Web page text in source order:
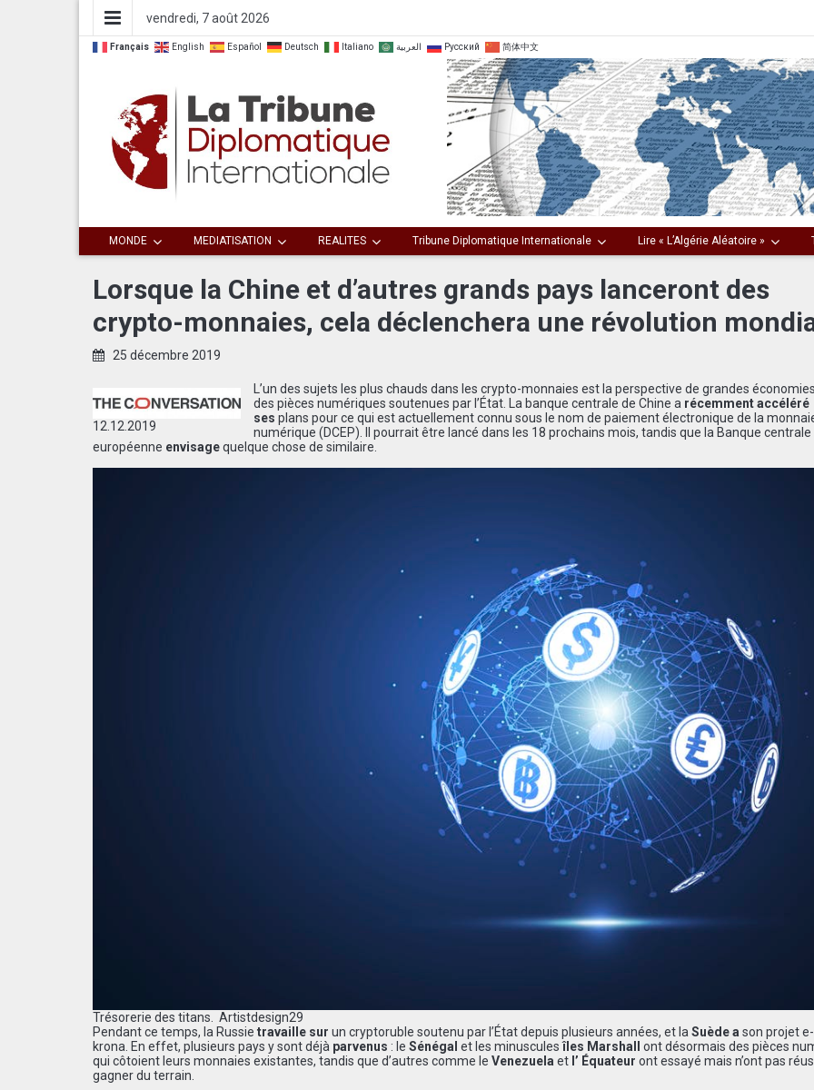
vendredi, 7 août 2026
Français English Español Deutsch Italiano العربية Русский 简体中文
La Tribune
Diplomatique
Internationale
MONDE MEDIATISATION REALITES Tribune Diplomatique Internationale Lire « L’Algérie Aléatoire »
Lorsque la Chine et d’autres grands pays lanceront des
crypto-monnaies, cela déclenchera une révolution
25 décembre 2019
12.12.2019
L’un des sujets les plus chauds dans les crypto-monnaies est la perspective de grandes
des pièces numériques soutenues par l’État. La banque centrale de Chine a récemment accéléré
ses plans pour ce qui est actuellement connu sous le nom de paiement électronique de la
numérique (DCEP). Il pourrait être lancé dans les 18 prochains mois, tandis que la Banque centrale
européenne envisagequelque chose de similaire.
Trésorerie des titans.Artistdesign29
Pendant ce temps, la Russie travaille sur un cryptoruble soutenu par l’État depuis plusieurs années, et la Suède a son projet e-
krona. En effet, plusieurs pays y sont déjà parvenus : le Sénégal et les minusculesîles Marshall ontdésormais des pièces
qui côtoient leurs monnaies existantes, tandis que d’autres comme le Venezuela et l’ Équateur ont essayé mais n’ont pas
gagner du terrain.